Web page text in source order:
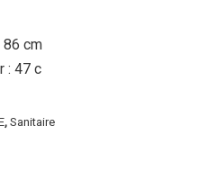
86 cm
: 47 c
,Sanitaire